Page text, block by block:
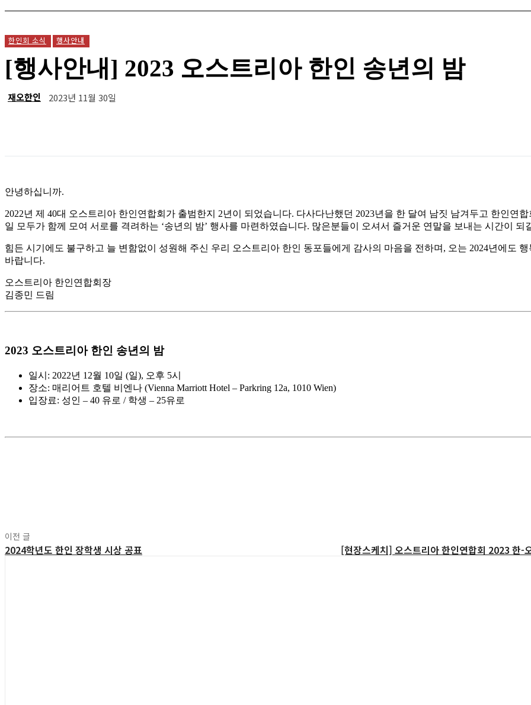
한인회 소식 행사안내
[행사안내] 2023 오스트리아 한인 송년의 밤
재오한인 2023년 11월 30일
안녕하십니까.
2022년 제 40대 오스트리아 한인연합회가 출범한지 2년이 되었습니다. 다사다난했던 2023년을 한 달여 남짓 남겨두고 한인연합
일 모두가 함께 모여 서로를 격려하는 ‘송년의 밤’ 행사를 마련하였습니다. 많은분들이 오셔서 즐거운 연말을 보내는 시간이 되
힘든 시기에도 불구하고 늘 변함없이 성원해 주신 우리 오스트리아 한인 동포들에게 감사의 마음을 전하며, 오는 2024년에도
바랍니다.
오스트리아 한인연합회장
김종민 드림
2023 오스트리아 한인 송년의 밤
일시: 2022년 12월 10일 (일), 오후 5시
장소: 매리어트 호텔 비엔나 (Vienna Marriott Hotel – Parkring 12a, 1010 Wien)
입장료: 성인 – 40 유로 / 학생 – 25유로
이전 글
2024학년도 한인 장학생 시상 공표 [현장스케치] 오스트리아 한인연합회 2023 한-